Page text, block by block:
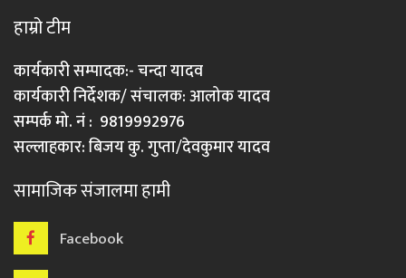
हाम्रो टीम
कार्यकारी सम्पादक:- चन्दा यादव
कार्यकारी निर्देशक/ संचालक: आलोक यादव
सम्पर्क मो. नं : 9819992976
सल्लाहकार: बिजय कु. गुप्ता/देवकुमार यादव
सामाजिक संजालमा हामी
Facebook